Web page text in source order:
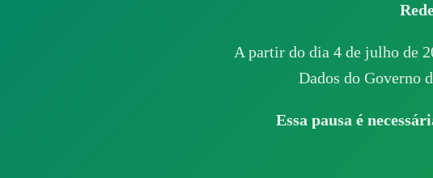
A partir do dia 4 de julho de
Dados do Governo
Essa pausa é